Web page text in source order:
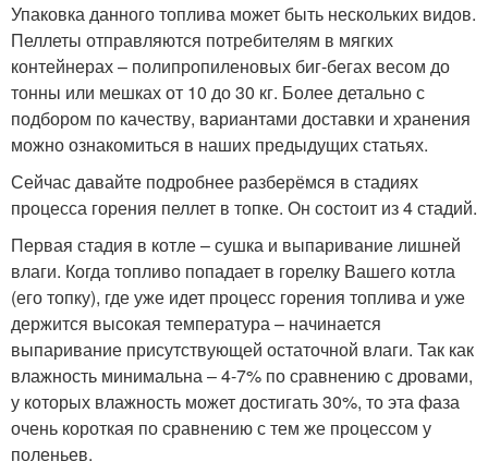
Упаковка данного топлива может быть нескольких видов.
Пеллеты отправляются потребителям в мягких
контейнерах – полипропиленовых биг-бегах весом до
тонны или мешках от 10 до 30 кг. Более детально с
подбором по качеству, вариантами доставки и хранения
можно ознакомиться в наших предыдущих статьях.
Сейчас давайте подробнее разберёмся в стадиях
процесса горения пеллет в топке. Он состоит из 4 стадий.
Первая стадия в котле – сушка и выпаривание лишней
влаги. Когда топливо попадает в горелку Вашего котла
(его топку), где уже идет процесс горения топлива и уже
держится высокая температура – начинается
выпаривание присутствующей остаточной влаги. Так как
влажность минимальна – 4-7% по сравнению с дровами,
у которых влажность может достигать 30%, то эта фаза
очень короткая по сравнению с тем же процессом у
поленьев.